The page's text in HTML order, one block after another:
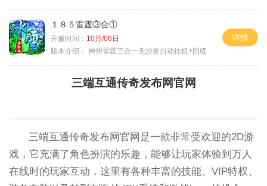
１８５雷霆③合①
开服时间： 10月/06日
版本介绍： 神州雷霆三合一无沙卷自动挂机+回収
详情
三端互通传奇发布网官网
三端互通传奇发布网官网是一款非常受欢迎的2D游
戏，它充满了角色扮演的乐趣，能够让玩家体验到万人
在线时的玩家互动，这里有各种丰富的技能、VIP特权、